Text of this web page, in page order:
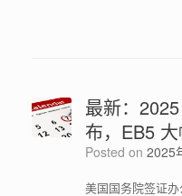
最新：
布，EB5
Posted on 2025
美国国务院签证